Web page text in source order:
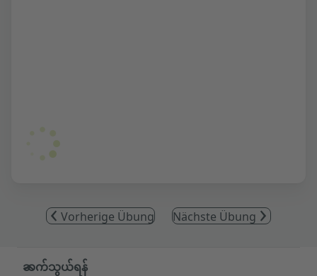
Vorherige Übung Nächste Übung
Service- und Informationsbereich
ဆက်သွယ်ရန်